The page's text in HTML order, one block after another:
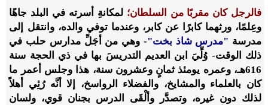
فالرجل كان مقربًا من السلطان؛ لمكانةِ أسرته في البلد جاهًا
وعِلمًا، ورثهما كابرًا عن كابر، وعندما توفي والده، وانتقل إلى
مدرسة "مدرس شاذ بخت"- وهي من أجَلِّ مدارس حلب في
ذلك الوقت- وُلِّيَ ابن العديم التدريسَ بها في ذي الحجة سنة
616هـ، وعمره يومئذ ثمانٍ وعشرون سنة، هذا وجلس أعمر ما
كان بالعلماء والمشايخ، والفضلاء الرواسخ، إلا أنَّه رُئِي أهلاً
لذلك دون غيره، وتصدَّر وألْقَى الدرس بجنان قوي، ولسان